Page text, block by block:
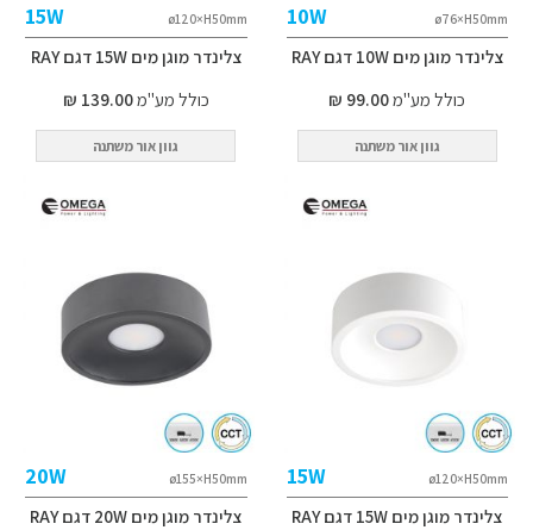
ø76×H50mm
10W
צלינדר מוגן מים 10W דגם RAY
כולל מע"מ99.00 ₪
גוון אור משתנה
ø120×H50mm
15W
צלינדר מוגן מים 15W דגם RAY
כולל מע"מ139.00 ₪
גוון אור משתנה
ø120×H50mm
15W
צלינדר מוגן מים 15W דגם RAY
ø155×H50mm
20W
צלינדר מוגן מים 20W דגם RAY